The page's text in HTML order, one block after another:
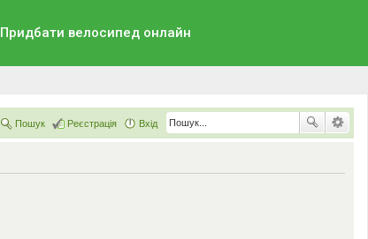
Придбати велосипед онлайн
Вхід
Реєстрація
Пошук